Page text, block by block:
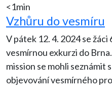
<1min
Vzhůru do vesmíru
V pátek 12. 4. 2024 se žáci
vesmírnou exkurzi do
mission se mohli seznámit
objevování vesmírného